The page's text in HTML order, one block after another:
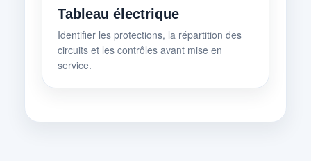
Tableau électrique
Identifier les protections, la répartition des
circuits et les contrôles avant mise en
service.